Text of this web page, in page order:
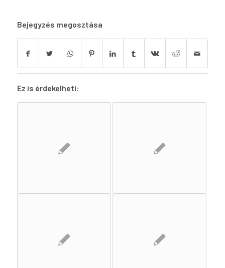
Bejegyzés megosztása
Ez is érdekelheti: